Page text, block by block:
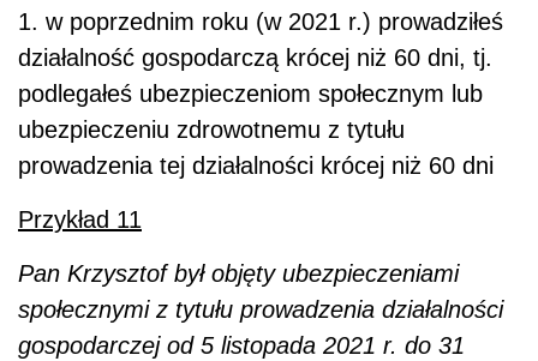
1. w poprzednim roku (w 2021 r.) prowadziłeś
działalność gospodarczą krócej niż 60 dni, tj.
podlegałeś ubezpieczeniom społecznym lub
ubezpieczeniu zdrowotnemu z tytułu
prowadzenia tej działalności krócej niż 60 dni
Przykład 11
Pan Krzysztof był objęty ubezpieczeniami
społecznymi z tytułu prowadzenia działalności
gospodarczej od 5 listopada 2021 r. do 31